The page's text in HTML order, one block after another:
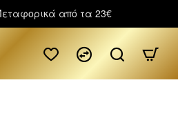
από τα 23€